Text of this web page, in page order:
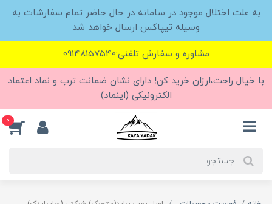
به علت اختلال موجود در سامانه در حال حاضر تمام سفارشات به
وسیله تیپاکس ارسال خواهد شد
مشاوره و سفارش تلفنی:09148157540
با خیال راحت،ارزان خرید کن! دارای نشان ضمانت ترب و نماد اعتماد
الکترونیکی (اینماد)
0